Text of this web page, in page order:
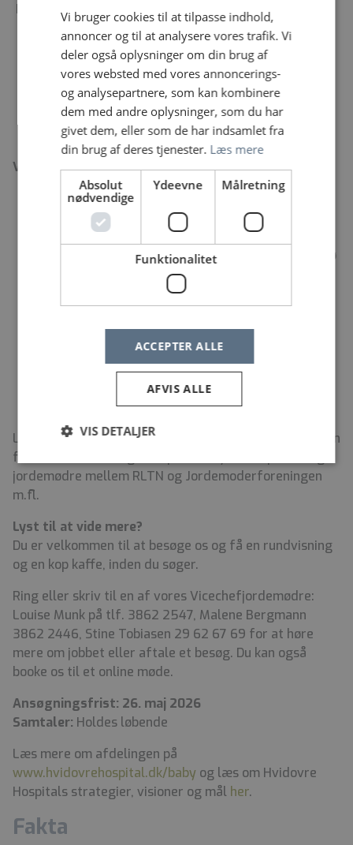
Kom til os på Vestegnen, hvis du:
brænder for jordemoderfaget og for gode
sammenhængende forløb for familierne.
vil dygtiggøre dig – og bidrage til den faglige
udvikling af jordemoderfaget og vores afdeling.
har et godt humør og vil være en del af en
afdeling, hvor vi passer godt på hinanden
Vi tilbyder:
dygtige og engagerede kolleger indenfor alle
faggrupper
mulighed for faglig sparring hele døgnet
et sjovt, inspirerende og udfordrende arbejdsmiljø
et omfattende mentorprogram til nyuddannede
med bl.a. undervisning og en mentor
faglig udvikling – varieret kursuskatalog med
kursusdage samt tværfaglig simulationstræning
supervision i faste grupper
vagtplanlægning med respekt for dine ønsker.
fokus på udvikling, jordemoderforskning og
løbende forbedring af patientforløbene
Løn- og ansættelsesvilkår i henhold til overenskomsten
for ikke-ledende ergoterapeuter, fysioterapeuter og
jordemødre mellem RLTN og Jordemoderforeningen
m.fl.
Lyst til at vide mere?
Du er velkommen til at besøge os og få en rundvisning
og en kop kaffe, inden du søger.
Ring eller skriv til en af vores Vicechefjordemødre:
Louise Munk på tlf. 3862 2547, Malene Bergmann
3862 2446, Stine Tobiasen 29 62 67 69 for at høre
mere om jobbet eller aftale et besøg. Du kan også
booke os til et online møde.
Ansøgningsfrist: 26. maj 2026
Samtaler: Holdes løbende
Læs mere om afdelingen på
www.hvidovrehospital.dk/baby og læs om Hvidovre
Hospitals strategier, visioner og mål her.
Fakta
Vi bruger cookies til at tilpasse indhold,
annoncer og til at analysere vores trafik. Vi
deler også oplysninger om din brug af
vores websted med vores annoncerings-
og analysepartnere, som kan kombinere
dem med andre oplysninger, som du har
givet dem, eller som de har indsamlet fra
din brug af deres tjenester. Læs mere
Absolut
nødvendige
Ydeevne Målretning
Funktionalitet
ACCEPTER ALLE
AFVIS ALLE
VIS DETALJER